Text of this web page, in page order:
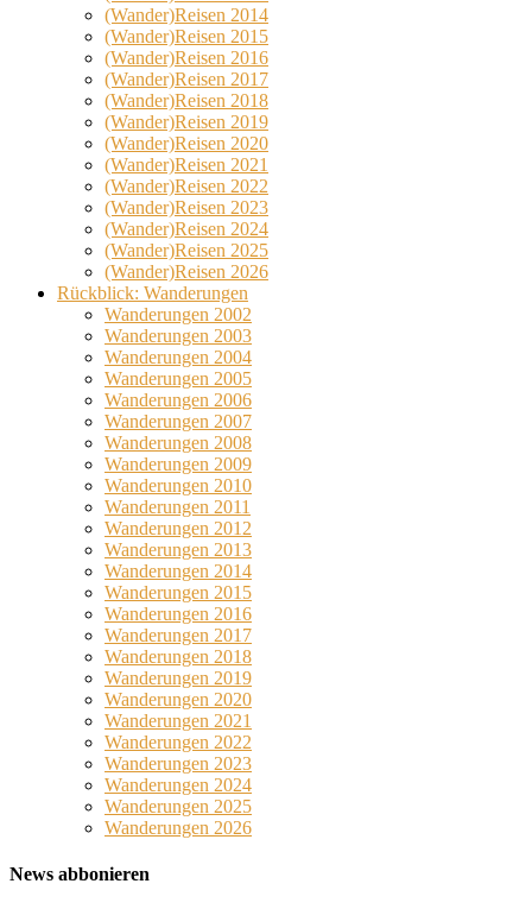
(Wander)Reisen 2014
(Wander)Reisen 2015
(Wander)Reisen 2016
(Wander)Reisen 2017
(Wander)Reisen 2018
(Wander)Reisen 2019
(Wander)Reisen 2020
(Wander)Reisen 2021
(Wander)Reisen 2022
(Wander)Reisen 2023
(Wander)Reisen 2024
(Wander)Reisen 2025
(Wander)Reisen 2026
Rückblick: Wanderungen
Wanderungen 2002
Wanderungen 2003
Wanderungen 2004
Wanderungen 2005
Wanderungen 2006
Wanderungen 2007
Wanderungen 2008
Wanderungen 2009
Wanderungen 2010
Wanderungen 2011
Wanderungen 2012
Wanderungen 2013
Wanderungen 2014
Wanderungen 2015
Wanderungen 2016
Wanderungen 2017
Wanderungen 2018
Wanderungen 2019
Wanderungen 2020
Wanderungen 2021
Wanderungen 2022
Wanderungen 2023
Wanderungen 2024
Wanderungen 2025
Wanderungen 2026
News abbonieren